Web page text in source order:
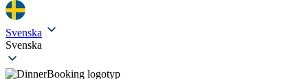
Svenska
Svenska